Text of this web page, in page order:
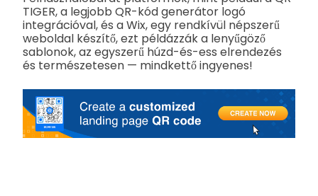
TIGER, a legjobb QR-kód generátor logó
integrációval, és a Wix, egy rendkívül népszerű
weboldal készítő, ezt példázzák a lenyűgöző
sablonok, az egyszerű húzd-és-ess elrendezés
és természetesen — mindkettő ingyenes!